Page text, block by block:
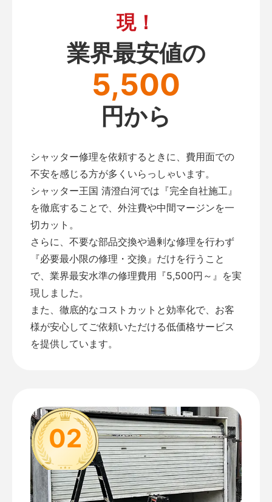
現！
業界最安値の
5,500
円から
シャッター修理を依頼するときに、費用面での
不安を感じる方が多くいらっしゃいます。
シャッター王国 清澄白河では『完全自社施工』
を徹底することで、外注費や中間マージンを一
切カット。
さらに、不要な部品交換や過剰な修理を行わず
『必要最小限の修理・交換』だけを行うこと
で、業界最安水準の修理費用『5,500円～』を実
現しました。
また、徹底的なコストカットと効率化で、お客
様が安心してご依頼いただける低価格サービス
を提供しています。
02